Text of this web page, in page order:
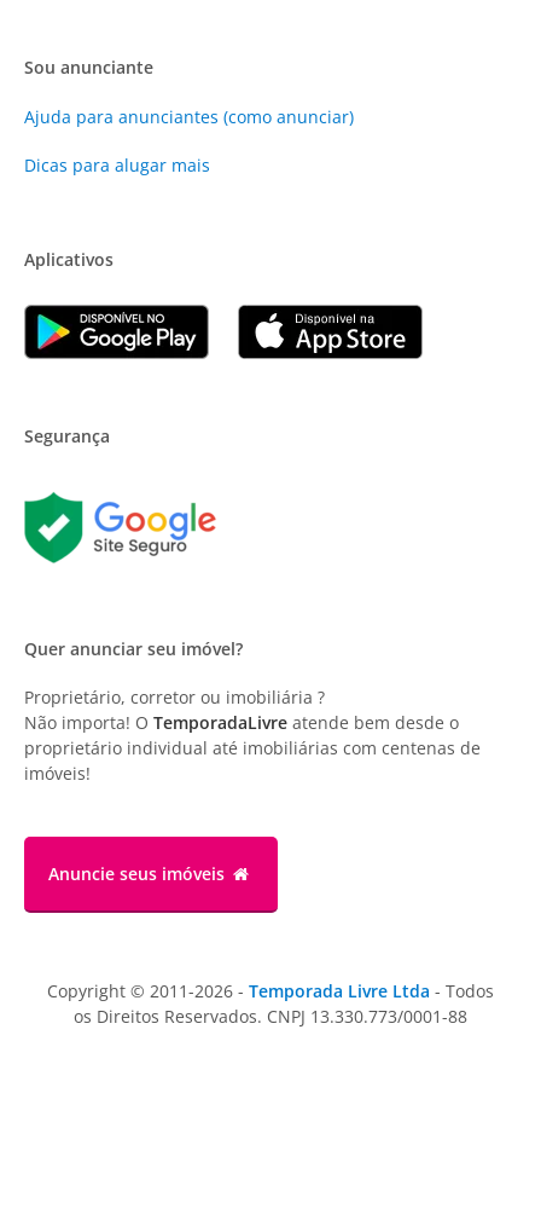
Sou anunciante
Ajuda para anunciantes (como anunciar)
Dicas para alugar mais
Aplicativos
Segurança
Quer anunciar seu imóvel?
Proprietário, corretor ou imobiliária ?
Não importa! O TemporadaLivre atende bem desde o
proprietário individual até imobiliárias com centenas de
imóveis!
Anuncie seus imóveis
Copyright © 2011-2026 - Temporada Livre Ltda - Todos
os Direitos Reservados. CNPJ 13.330.773/0001-88